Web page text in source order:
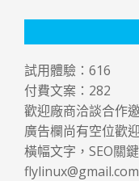
試用體驗： 616
付費文案： 282
歡迎廠商洽談合作
廣告欄尚有空位歡
橫幅文字，SEO關
flylinux@gmail.com